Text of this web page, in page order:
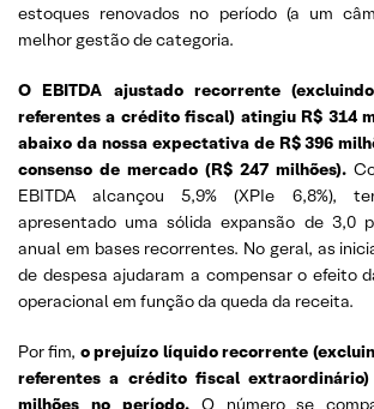
estoques renovados no período (a um
melhor gestão de categoria.
O EBITDA ajustado recorrente
referentes a crédito fiscal) atingiu R$ 314
abaixo da nossa expectativa de R$ 396
consenso de mercado (R$ 247 milhões).
EBITDA alcançou 5,9% (XPIe 6,8%),
apresentado uma sólida expansão de 3,0
anual em bases recorrentes. No geral, as
de despesa ajudaram a compensar o efeito
operacional em função da queda da receita.
Por fim, o prejuízo líquido recorrente
referentes a crédito fiscal
milhões no período. O número se